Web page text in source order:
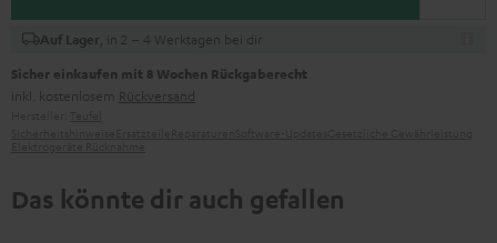
Auf Lager , in 2 – 4 Werktagen bei dir
Sicher einkaufen mit 8 Wochen Rückgaberecht
inkl. kostenlosem Rückversand
Das könnte dir auch gefallen